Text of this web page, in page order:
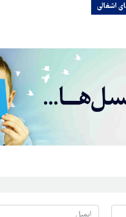
اشغالی